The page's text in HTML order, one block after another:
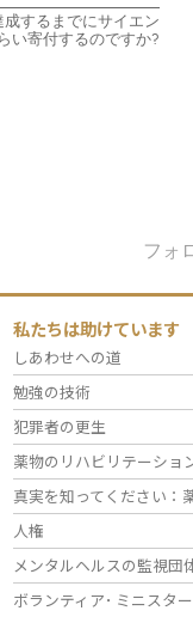
するまでにサイエン
い寄付するのですか?
フォ
私たちは助けています
しあわせへの道
勉強の技術
犯罪者の更生
薬物のリハビリテーショ
真実を知ってください：
人権
メンタルヘルスの監視団
ボランティア･ ミニスター